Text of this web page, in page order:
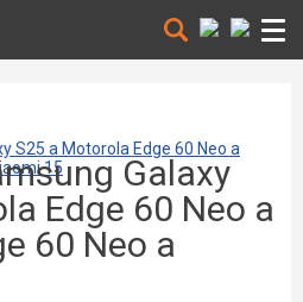
S25 a Motorola Edge 60 Neo a
15
Galaxy
Edge 60 Neo a
60 Neo a